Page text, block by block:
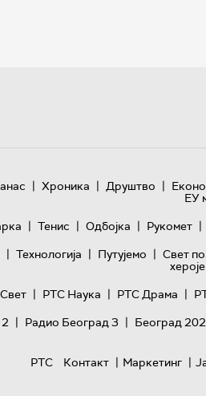
| Хроника | Друштво |
ЕУ
| Тенис | Одбојка | Рукомет |
| Технологијa | Путујемо | Свет
хероје
| РТС Наука | РТС Драма |
| Радио Београд 3 | Београд 202
РТС
Контакт | Маркетинг |